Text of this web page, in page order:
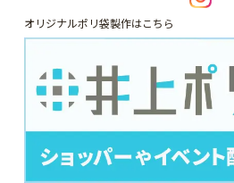
オリジナルポリ袋製作はこちら